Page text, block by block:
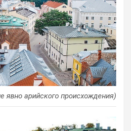
явно арийского происхождения)